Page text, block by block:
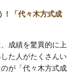
！「代々木方式成
成績を驚異的に上
た人がたくさんい
が「代々木方式成